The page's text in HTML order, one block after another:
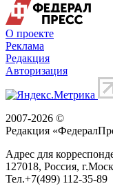
О проекте
Реклама
Редакция
Авторизация
2007-2026 ©
Редакция «
Адрес для
127018, Россия, г.
Тел.+7(499) 112-35-89